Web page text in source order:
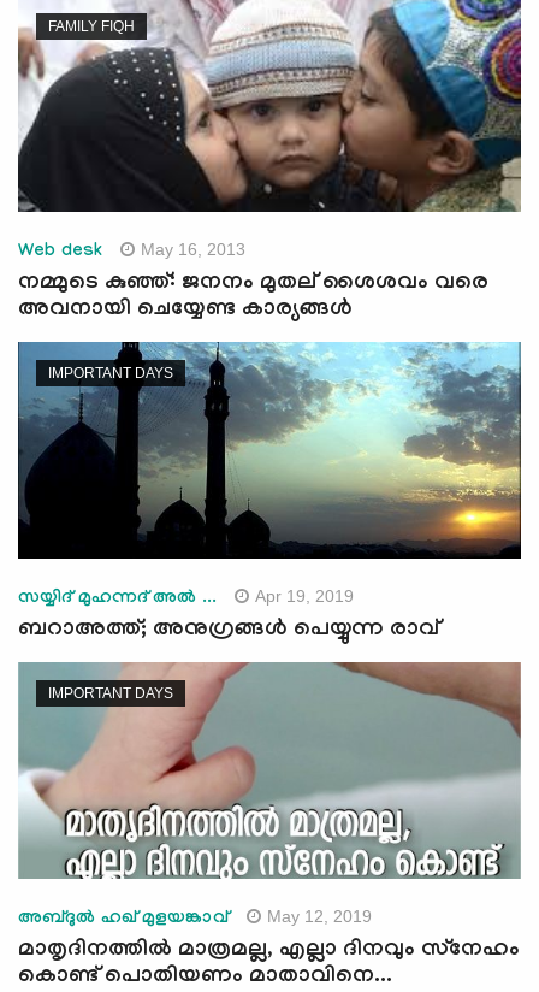
FAMILY FIQH
Web desk May 16, 2013
നമ്മുടെ കുഞ്ഞ്: ജനനം മുതല് ‍ശൈശവം വരെ
അവനായി ചെയ്യേണ്ട കാര്യങ്ങള്‍
IMPORTANT DAYS
സയ്യിദ് മുഹന്നദ് അല്‍ ... Apr 19, 2019
ബറാഅത്ത്; അനുഗ്രങ്ങള്‍ പെയ്യുന്ന രാവ്
IMPORTANT DAYS
അബ്ദുല്‍ ഹഖ് മുളയങ്കാവ് May 12, 2019
മാതൃദിനത്തില്‍ മാത്രമല്ല, എല്ലാ ദിനവും സ്‌നേഹം
കൊണ്ട് പൊതിയണം മാതാവിനെ...